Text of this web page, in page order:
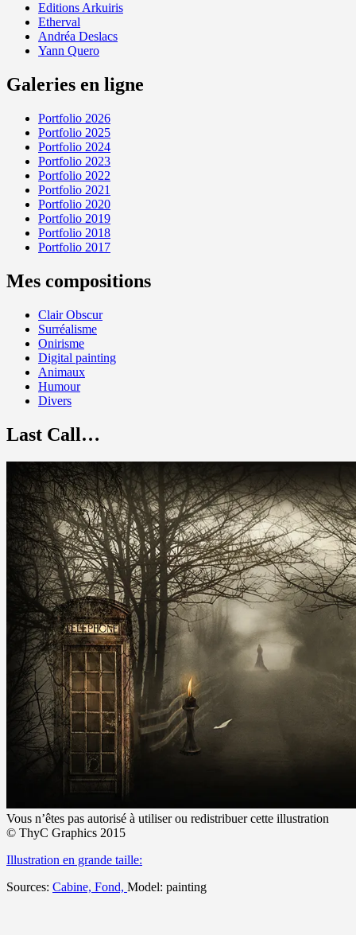
Editions Arkuiris
Etherval
Andréa Deslacs
Yann Quero
Galeries en ligne
Portfolio 2026
Portfolio 2025
Portfolio 2024
Portfolio 2023
Portfolio 2022
Portfolio 2021
Portfolio 2020
Portfolio 2019
Portfolio 2018
Portfolio 2017
Mes compositions
Clair Obscur
Surréalisme
Onirisme
Digital painting
Animaux
Humour
Divers
Last Call…
Vous n’êtes pas autorisé à utiliser ou redistribuer cette illustration
© ThyC Graphics 2015
Illustration en grande taille:
Sources: Cabine, Fond, Model: painting